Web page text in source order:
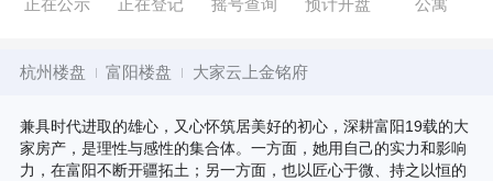
杭州楼盘 富阳楼盘 大家云上金铭府
兼具时代进取的雄心，又心怀筑居美好的初心，深耕富阳19载的大
家房产，是理性与感性的集合体。一方面，她用自己的实力和影响
力，在富阳不断开疆拓土；另一方面，也以匠心于微、持之以恒的